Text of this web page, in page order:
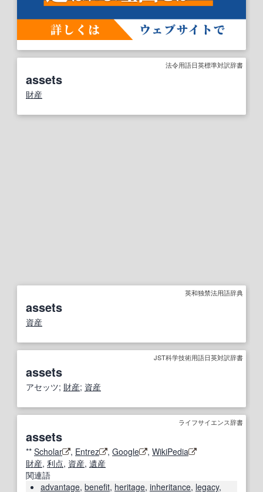
法令用語日英標準対訳辞書
assets
財産
英和独禁法用語辞典
assets
資産
JST科学技術用語日英対訳辞書
assets
アセッツ; 財産; 資産
ライフサイエンス辞書
assets
** Scholar , Entrez , Google , WikiPedia
財産, 利点, 資産, 遺産
関連語
advantage, benefit, heritage, inheritance, legacy,